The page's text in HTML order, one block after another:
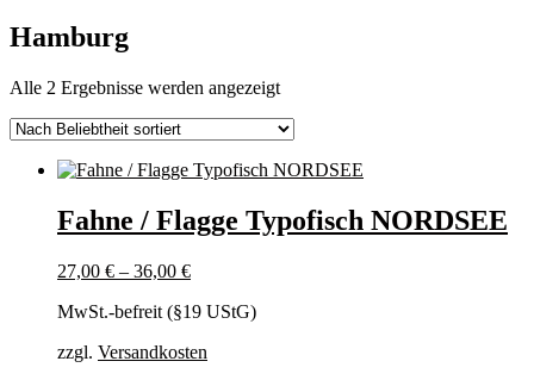
Hamburg
Alle 2 Ergebnisse werden angezeigtNach
sortiert
Fahne / Flagge Typofisch NORDSEE
27,00 € – 36,00 €
MwSt.-befreit (§19 UStG)
zzgl. Versandkosten